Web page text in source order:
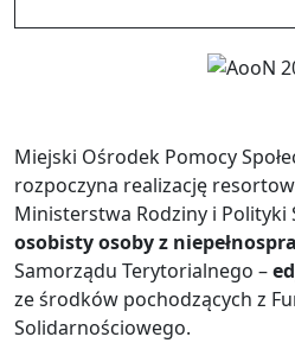
Miejski Ośrodek Pomocy
rozpoczyna realizację
Ministerstwa Rodziny i Polityki
osobisty osoby z
Samorządu Terytorialnego –
ze środków pochodzących z
Solidarnościowego.